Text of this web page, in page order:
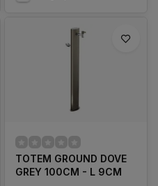
TOTEM GROUND DOVE
GREY 100CM - L 9CM